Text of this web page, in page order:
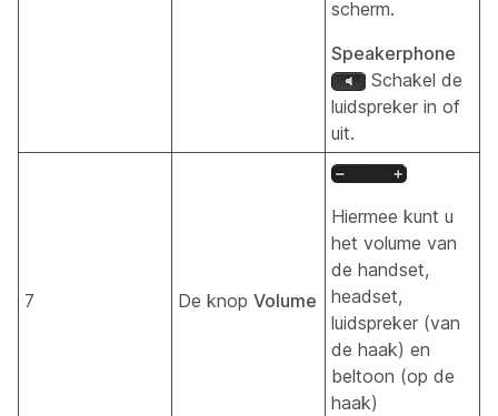
scherm.
Speakerphone
Schakel de
luidspreker in of
uit.
7 De knop Volume
Hiermee kunt u
het volume van
de handset,
headset,
luidspreker (van
de haak) en
beltoon (op de
haak)